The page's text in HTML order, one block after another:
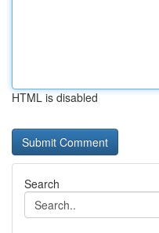
HTML is disabled
Search